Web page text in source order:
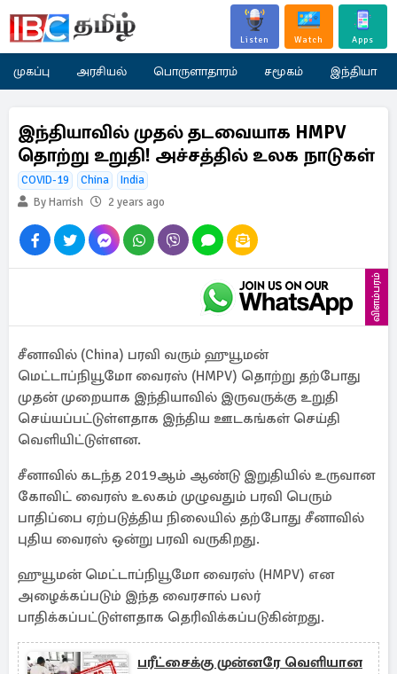
Listen Watch Apps
முகப்பு அரசியல் பொருளாதாரம் சமூகம் இந்தியா
இந்தியாவில் முதல் தடவையாக HMPV
தொற்று உறுதி! அச்சத்தில் உலக நாடுகள்
COVID-19 China
India
By Harrish
2 years ago
விளம்பரம்
சீனாவில் (China) பரவி வரும் ஹுயூமன்
மெட்டாப்நியூமோ வைரஸ் (HMPV) தொற்று தற்போது
முதன் முறையாக இந்தியாவில் இருவருக்கு உறுதி
செய்யப்பட்டுள்ளதாக இந்திய ஊடகங்கள் செய்தி
வெளியிட்டுள்ளன.
சீனாவில் கடந்த 2019ஆம் ஆண்டு இறுதியில் உருவான
கோவிட் வைரஸ் உலகம் முழுவதும் பரவி பெரும்
பாதிப்பை ஏற்படுத்திய நிலையில் தற்போது சீனாவில்
புதிய வைரஸ் ஒன்று பரவி வருகிறது.
ஹுயூமன் மெட்டாப்நியூமோ வைரஸ் (HMPV) என
அழைக்கப்படும் இந்த வைரசால் பலர்
பாதிக்கப்பட்டுள்ளதாக தெரிவிக்கப்படுகின்றது.
பரீட்சைக்கு முன்னரே வெளியான